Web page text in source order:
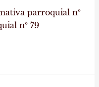
parroquial nº
nº 79